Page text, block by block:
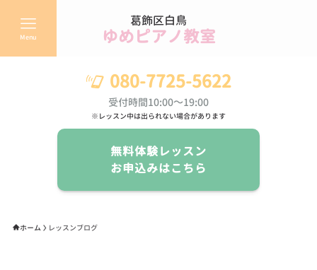
葛飾区白鳥
ゆめピアノ教室
Menu
080-7725-5622
受付時間10:00～19:00
※レッスン中は出られない場合があります
無料体験レッスン
お申込みはこちら
ホーム レッスンブログ